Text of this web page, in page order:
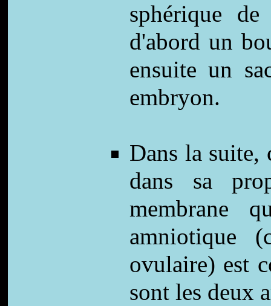
sphérique
d'abord un
ensuite un
embryon.
Dans la suite,
dans sa
membrane
amniotique
ovulaire) est
sont les deux